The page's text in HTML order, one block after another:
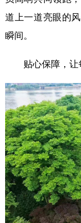
道上一道亮眼的
瞬间。
贴心保障，